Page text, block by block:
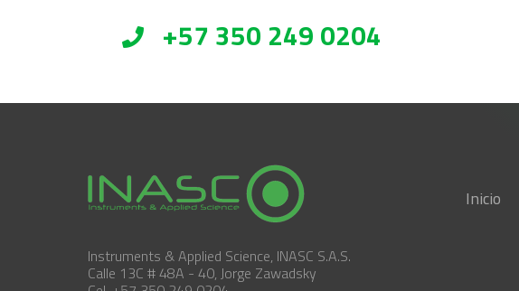
+57 350 249 0204
Instruments & Applied Science, INASC S.A.S.
Calle 13C # 48A - 40, Jorge Zawadsky
Inicio